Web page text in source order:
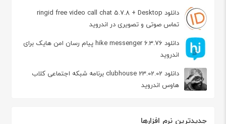
دانلود ringid free video call chat 5.7.8 + Desktop
تماس صوتی و تصویری در اندروید
دانلود hike messenger 6.3.76 پیام‌ رسان‌ امن هایک برای
اندروید
دانلود clubhouse 23.02.02 برنامه شبکه اجتماعی کلاب
هاوس اندروید
جدیدترین نرم افزارها